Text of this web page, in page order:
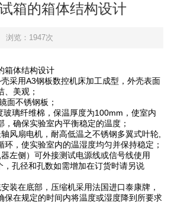
箱的箱体结构设计
浏览：1947次
箱体结构设计
用A3钢板数控机床加工成型，外壳表面
、美观；
不锈钢板；
璃纤维棉，保温厚度为100mm，使室内
确保实验室内平衡稳定的温度；
扇电机，耐高低温之不锈钢多翼式叶轮,
环，使实验室内的温湿度均匀并保持稳定；
侧）可外接测试电源线或信号线使用
，孔径和孔数如需增加在订货时请另说
在底部，压缩机采用法国进口泰康牌，
保在规定的时间内将温度或湿度降到所要求